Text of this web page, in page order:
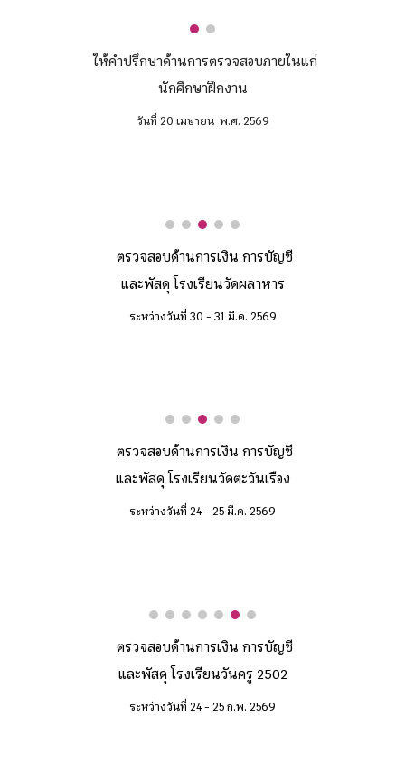
ให้คำปรึกษาด้านการตรวจสอบภายในแก่
นักศึกษาฝึกงาน
วันที่ 20 เมษายนพ.ศ. 2569
ตรวจสอบด้านการเงิน การบัญชี
และพัสดุ โรงเรียนวัดผลาหาร
ระหว่างวันที่ 30 - 31มี.ค. 2569
ตรวจสอบด้านการเงิน การบัญชี
และพัสดุ โรงเรียนวัดตะวันเรือง
ระหว่างวันที่ 24 - 25มี.ค. 2569
ตรวจสอบด้านการเงิน การบัญชี
และพัสดุ โรงเรียนวันครู 2502
ระหว่างวันที่ 24- 25ก.พ. 2569